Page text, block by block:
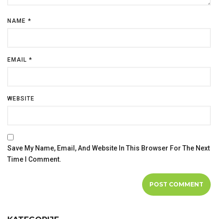
NAME *
EMAIL *
WEBSITE
Save My Name, Email, And Website In This Browser For The Next
Time I Comment.